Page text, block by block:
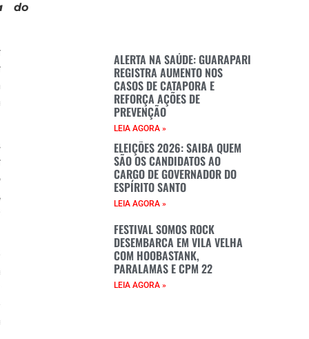
do
ALERTA NA SAÚDE: GUARAPARI
REGISTRA AUMENTO NOS
CASOS DE CATAPORA E
REFORÇA AÇÕES DE
PREVENÇÃO
LEIA AGORA »
ELEIÇÕES 2026: SAIBA QUEM
SÃO OS CANDIDATOS AO
CARGO DE GOVERNADOR DO
ESPÍRITO SANTO
LEIA AGORA »
FESTIVAL SOMOS ROCK
DESEMBARCA EM VILA VELHA
COM HOOBASTANK,
PARALAMAS E CPM 22
LEIA AGORA »